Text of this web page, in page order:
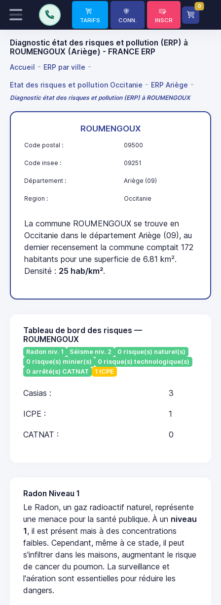
TARIFS CONN. INSCR
0
Diagnostic état des risques et pollution (ERP) à
ROUMENGOUX (Ariège) - FRANCE ERP
Accueil ERP par ville
Etat des risques et pollution Occitanie ERP Ariège
Diagnostic état des risques et pollution (ERP) à ROUMENGOUX
ROUMENGOUX
Code postal : 09500
Code insee : 09251
Département : Ariège (09)
Region : Occitanie
La commune ROUMENGOUX se trouve en
Occitanie dans le département Ariège (09), au
dernier recensement la commune comptait 172
habitants pour une superficie de 6.81 km².
Densité : 25 hab/km².
Tableau de bord des risques —
ROUMENGOUX
Radon niv. 1 Séisme niv. 2
0 risque(s) naturel(s)
0 risque(s) minier(s)
0 risque(s) technologique(s)
0 arrêté(s) CATNAT
1 ICPE
Casias : 3
ICPE : 1
CATNAT : 0
Radon Niveau 1
Le Radon, un gaz radioactif naturel, représente
une menace pour la santé publique. À un niveau
1, il est présent mais à des concentrations
faibles. Cependant, même à ce stade, il peut
s'infiltrer dans les maisons, augmentant le risque
de cancer du poumon. La surveillance et
l'aération sont essentielles pour réduire les
dangers.